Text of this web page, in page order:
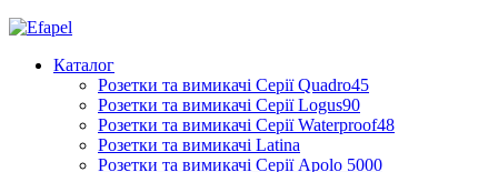
Каталог
Розетки та вимикачі Серії Quadro45
Розетки та вимикачі Серії Logus90
Розетки та вимикачі Серії Waterproof48
Розетки та вимикачі Latina
Розетки та вимикачі Серії Apolo 5000